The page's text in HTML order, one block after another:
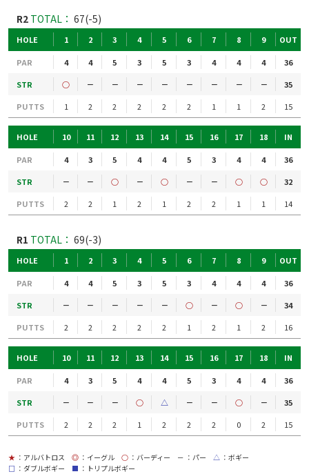
R2 TOTAL： 67(-5)
HOLE 1 2 3 4 5 6 7 8 9 OUT
PAR 4 4 5 3 5 3 4 4 4
36
STR
○ － － － － － － － －
35
PUTTS
1 2 2 2 2 2 1 1 2 15
HOLE 10 11 12 13 14 15 16 17 18 IN
PAR 4 3 5 4 4 5 3 4 4
36
STR
－ － ○ － ○ － － ○ ○
32
PUTTS
2 2 1 2 1 2 2 1 1 14
R1 TOTAL： 69(-3)
HOLE 1 2 3 4 5 6 7 8 9 OUT
PAR 4 4 5 3 5 3 4 4 4
36
STR
－ － － － － ○ － ○ －
34
PUTTS
2 2 2 2 2 1 2 1 2 16
HOLE 10 11 12 13 14 15 16 17 18 IN
PAR 4 3 5 4 4 5 3 4 4
36
STR
－ － － ○ △ － － ○ －
35
PUTTS
2 2 2 1 2 2 2 0 2 15
★ ：アルバトロス ◎ ：イーグル ○ ：バーディー － ：パー △ ：ボギー
□ ：ダブルボギー ■ ：トリプルボギー